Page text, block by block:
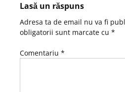
Lasă un răspuns
Adresa ta de email nu va fi
obligatorii sunt marcate cu *
Comentariu *